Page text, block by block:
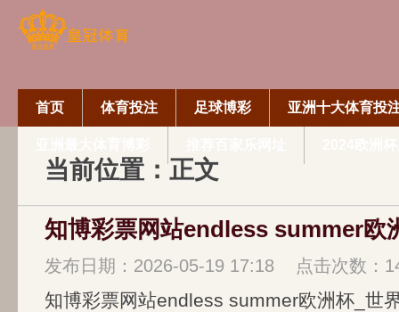
首页 体育投注 足球博彩 亚洲十大体育投
当前位置：正文
发布日期：2026-05-19 17:18 点击次数：
知博彩票网站endless summer欧洲杯_世